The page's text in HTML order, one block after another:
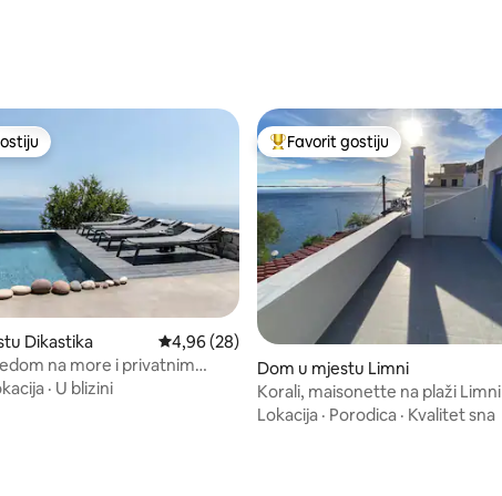
Dikastika Prosječna ocjena: 4,96 od 5, recenzija: 28
4,96 (28)
na more i privatnim
· U blizini
Glavni favorit gostiju
Favorit gostiju
Dom u mjestu Limni
Korali, maisonette na plaži Limni
Lokacija · Porodica · Kvalitet sna